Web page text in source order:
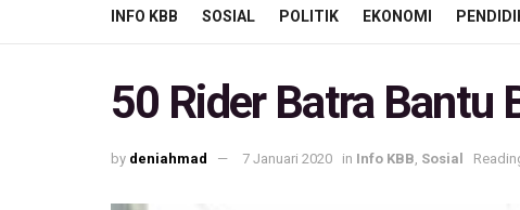
INFO KBB SOSIAL POLITIK EKONOMI
50 Rider Batra Bantu
by deniahmad 7 Januari 2020 in Info KBB Sosial